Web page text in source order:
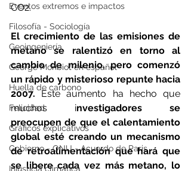
Eventos extremos e impactos
Filosofía - Sociología
Geoingeniería
George Monbiot en español
Huella de carbono
Felicidad
Gráficos explicativos
Gobierno - ONU - Acuerdo de Paris
Injusticia climática
CO2.
El crecimiento de las emisiones de
metano se ralentizó en torno al
cambio de milenio, pero comenzó
un rápido y misterioso repunte hacia
2007. Este aumento ha hecho que
muchos investigadores se
preocupen de que el calentamiento
global esté creando un mecanismo
de retroalimentación que hará que
se libere cada vez más metano, lo